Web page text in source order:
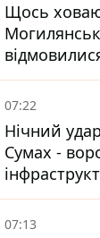
Щось
комісію з
на територію
07:22
Нічний
Сумах -
07:13